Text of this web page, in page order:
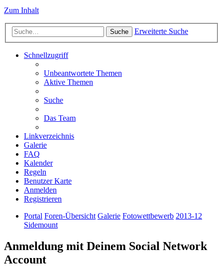
Zum Inhalt
Suche Erweiterte Suche
Schnellzugriff
Unbeantwortete Themen
Aktive Themen
Suche
Das Team
Linkverzeichnis
Galerie
FAQ
Kalender
Regeln
Benutzer Karte
Anmelden
Registrieren
Portal Foren-Übersicht Galerie Fotowettbewerb 2013-12
Sidemount
Anmeldung mit Deinem Social Network
Account